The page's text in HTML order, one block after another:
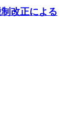
改正による